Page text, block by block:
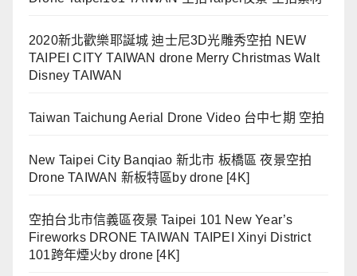
2020新北歡樂耶誕城 迪士尼3D光雕秀空拍 NEW
TAIPEI CITY TAIWAN drone Merry Christmas Walt
Disney TAIWAN
Taiwan Taichung Aerial Drone Video 台中七期 空拍
New Taipei City Banqiao 新北市 板橋區 夜景空拍
Drone TAIWAN 新板特區by drone [4K]
空拍台北市信義區夜景 Taipei 101 New Year’s
Fireworks DRONE TAIWAN TAIPEI Xinyi District
101跨年煙火by drone [4K]